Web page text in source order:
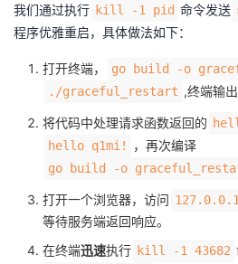
我们通过执行 kill -1 pid 命令发送
程序优雅重启，具体做法如下：
打开终端， go build -o
./graceful_restart ,终端输
将代码中处理请求函数返回的
hello q1mi! ，再次编译
go build -o
打开一个浏览器，访问
等待服务端返回响应。
在终端迅速执行 kill -1 43682